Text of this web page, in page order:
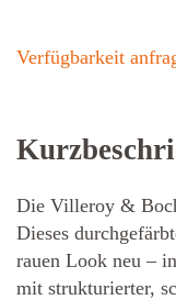
Verfügbarkeit
Die Villeroy &
Dieses
rauen Look neu –
mit strukturierter,